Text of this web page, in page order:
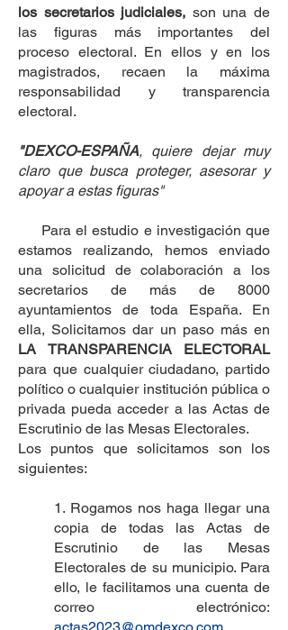
los secretarios judiciales, son una de
las figuras más importantes del
proceso electoral. En ellos y en los
magistrados, recaen la máxima
responsabilidad y transparencia
electoral.
"DEXCO-ESPAÑA, quiere dejar muy
claro que busca proteger, asesorar y
apoyar a estas figuras"
Para el estudio e investigación que
estamos realizando, hemos enviado
una solicitud de colaboración a los
secretarios de más de 8000
ayuntamientos de toda España. En
ella, Solicitamos dar un paso más en
LA TRANSPARENCIA ELECTORAL
para que cualquier ciudadano, partido
político o cualquier institución pública o
privada pueda acceder a las Actas de
Escrutinio de las Mesas Electorales.
Los puntos que solicitamos son los
siguientes:
1. Rogamos nos haga llegar una
copia de todas las Actas de
Escrutinio de las Mesas
Electorales de su municipio. Para
ello, le facilitamos una cuenta de
correo electrónico: